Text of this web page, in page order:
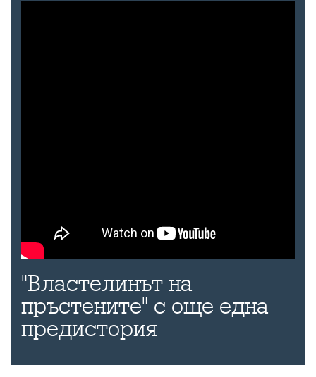
"Властелинът на
пръстените" с още една
предистория